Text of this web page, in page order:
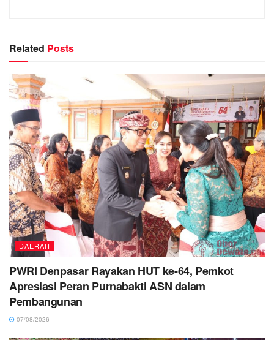
Related Posts
DAERAH
PWRI Denpasar Rayakan HUT ke-64, Pemkot
Apresiasi Peran Purnabakti ASN dalam
Pembangunan
07/08/2026